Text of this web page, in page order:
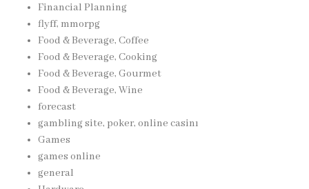
Financial Planning
flyff, mmorpg
Food & Beverage, Coffee
Food & Beverage, Cooking
Food & Beverage, Gourmet
Food & Beverage, Wine
forecast
gambling site, poker, online casinı
Games
games online
general